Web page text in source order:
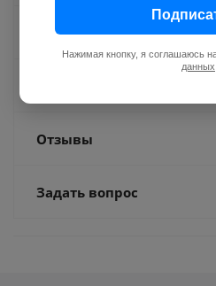
Оплата
Отзывы
Задать вопрос
Нажимая кнопку, я соглашаюсь
данных